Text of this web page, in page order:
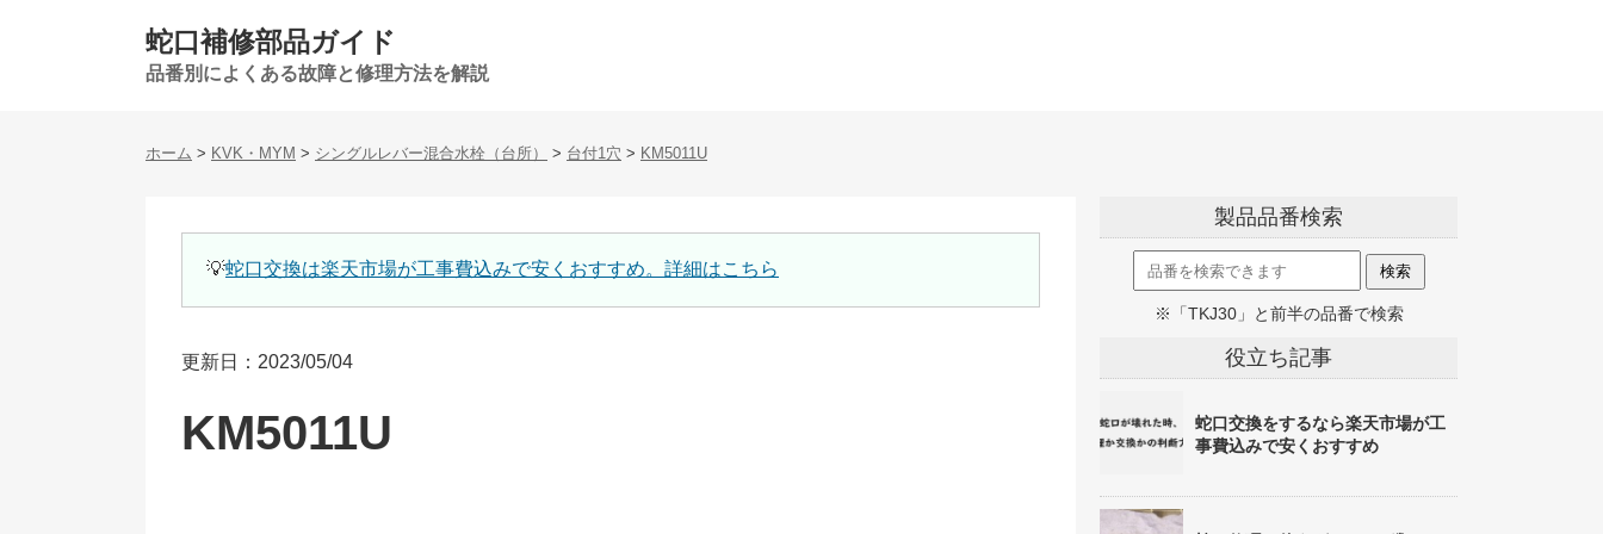
蛇口補修部品ガイド
品番別によくある故障と修理方法を解説
ホーム > KVK・MYM > シングルレバー混合水栓（台所） > 台付1穴 > KM5011U
💡蛇口交換は楽天市場が工事費込みで安くおすすめ。詳細はこちら
更新日：2023/05/04
KM5011U
製品品番検索
※「TKJ30」と前半の品番で検索
役立ち記事
蛇口交換をするなら楽天市場が工
事費込みで安くおすすめ